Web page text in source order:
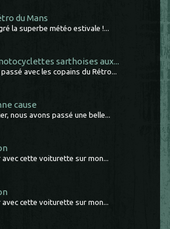
du Mans
la superbe météo estivale !...
sarthoises aux...
avec les copains du Rétro...
cause
nous avons passé une belle...
cette voiturette sur mon...
cette voiturette sur mon...